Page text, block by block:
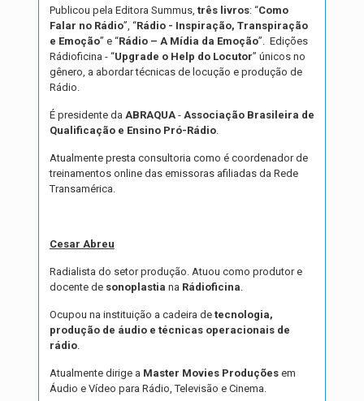
Publicou pela Editora Summus, três livros: “Como
Falar no Rádio”, “Rádio - Inspiração, Transpiração
e Emoção” e “Rádio – A Mídia da Emoção”. Edições
Rádioficina - “Upgrade o Help do Locutor” únicos no
gênero, a abordar técnicas de locução e produção de
Rádio.
É presidente da ABRAQUA- Associação Brasileira de
Qualificação e Ensino Pró-Rádio.
Atualmente presta consultoria como é coordenador de
treinamentos online das emissoras afiliadas da Rede
Transamérica.
Cesar Abreu
Radialista do setor produção. Atuou como produtor e
docente de sonoplastia na Rádioficina
Ocupou na instituição a cadeira de tecnologia,
produção de áudio e técnicas operacionais de
rádio.
Atualmente dirige a Master Movies Produçõesem
Áudio e Vídeo para Rádio, Televisão e Cinema.